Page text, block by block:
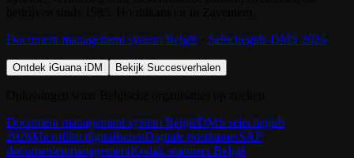
Document management system België
Selectiegids DMS 2026
Ontdek iGuana iDM Bekijk Succesverhalen
Document management system BelgiëDMS selectiegids
2026Microfilm digitaliserenDigitale postkamerSAP
documentenmanagementKodak scanners België